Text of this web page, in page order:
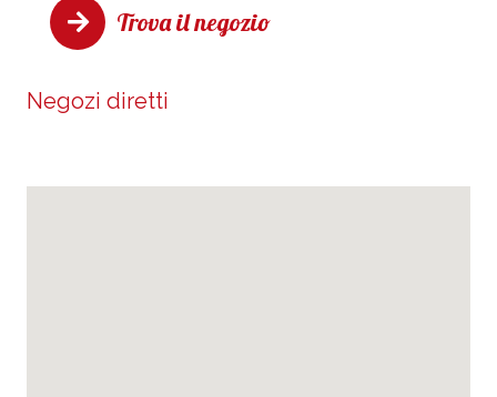
Trova il negozio
Negozi diretti